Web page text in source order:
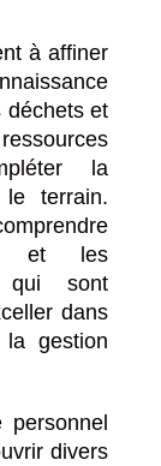
à affiner
déchets et
la
le terrain.
et les
qui sont
dans
gestion
divers